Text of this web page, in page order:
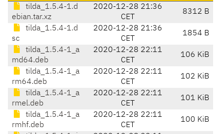
tilda_1.5.4-1.d
ebian.tar.xz
2020-12-28 21:36
CET
8312 B
tilda_1.5.4-1.d
sc
2020-12-28 21:36
CET
1854 B
tilda_1.5.4-1_a
md64.deb
2020-12-28 22:11
CET
106 KiB
tilda_1.5.4-1_a
rm64.deb
2020-12-28 22:11
CET
102 KiB
tilda_1.5.4-1_a
rmel.deb
2020-12-28 22:11
CET
101 KiB
tilda_1.5.4-1_a
rmhf.deb
2020-12-28 22:11
CET
100 KiB